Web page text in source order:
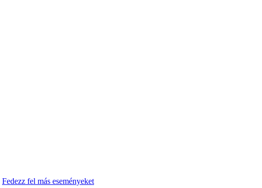
Fedezz fel más eseményeket